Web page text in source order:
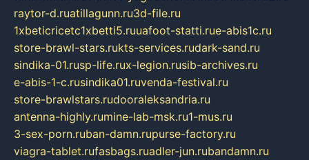
raytor-d.ruatillagunn.ru3d-file.ru
1xbeticricetc1xbetti5.ruuafoot-statti.rue-abis1c.ru
store-brawl-stars.rukts-services.rudark-sand.ru
sindika-01.rusp-life.rux-legion.rusib-archives.ru
e-abis-1-c.rusindika01.ruvenda-festival.ru
store-brawlstars.rudooraleksandria.ru
antenna-highly.rumine-lab-msk.ru1-mus.ru
3-sex-porn.ruban-damn.rupurse-factory.ru
viagra-tablet.rufasbags.ruadler-jun.rubandamn.ru